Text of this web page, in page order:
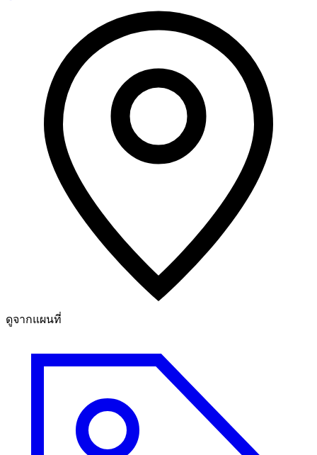
ดูจากแผนที่